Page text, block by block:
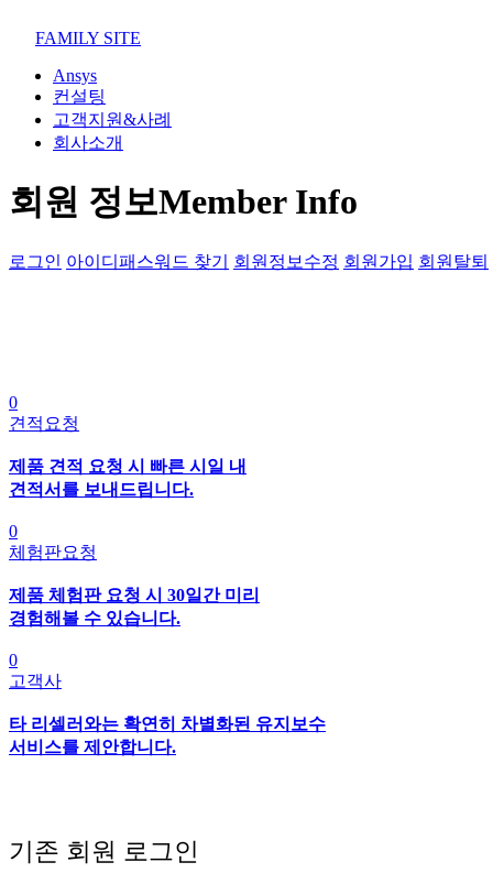
FAMILY SITE
Ansys
컨설팅
고객지원&사례
회사소개
회원 정보Member Info
로그인 아이디패스워드 찾기 회원정보수정 회원가입 회원탈퇴
0
견적요청
제품 견적 요청 시 빠른 시일 내
견적서를 보내드립니다.
0
체험판요청
제품 체험판 요청 시 30일간 미리
경험해볼 수 있습니다.
0
고객사
타 리셀러와는 확연히 차별화된 유지보수
서비스를 제안합니다.
기존 회원 로그인